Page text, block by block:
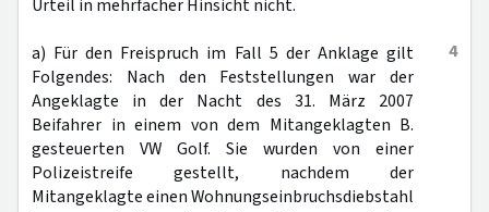
Urteil in mehrfacher Hinsicht nicht.
4
a) Für den Freispruch im Fall 5 der Anklage gilt
Folgendes: Nach den Feststellungen war der
Angeklagte in der Nacht des 31. März 2007
Beifahrer in einem von dem Mitangeklagten B.
gesteuerten VW Golf. Sie wurden von einer
Polizeistreife gestellt, nachdem der
Mitangeklagte einen Wohnungseinbruchsdiebstahl